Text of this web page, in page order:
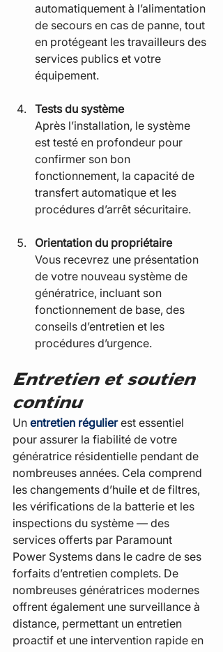
automatiquement à l’alimentation
de secours en cas de panne, tout
en protégeant les travailleurs des
services publics et votre
équipement.
Tests du système
Après l’installation, le système
est testé en profondeur pour
confirmer son bon
fonctionnement, la capacité de
transfert automatique et les
procédures d’arrêt sécuritaire.
Orientation du propriétaire
Vous recevrez une présentation
de votre nouveau système de
génératrice, incluant son
fonctionnement de base, des
conseils d’entretien et les
procédures d’urgence.
Entretien et soutien
continu
Un entretien régulier est essentiel
pour assurer la fiabilité de votre
génératrice résidentielle pendant de
nombreuses années. Cela comprend
les changements d’huile et de filtres,
les vérifications de la batterie et les
inspections du système — des
services offerts par Paramount
Power Systems dans le cadre de ses
forfaits d’entretien complets. De
nombreuses génératrices modernes
offrent également une surveillance à
distance, permettant un entretien
proactif et une intervention rapide en